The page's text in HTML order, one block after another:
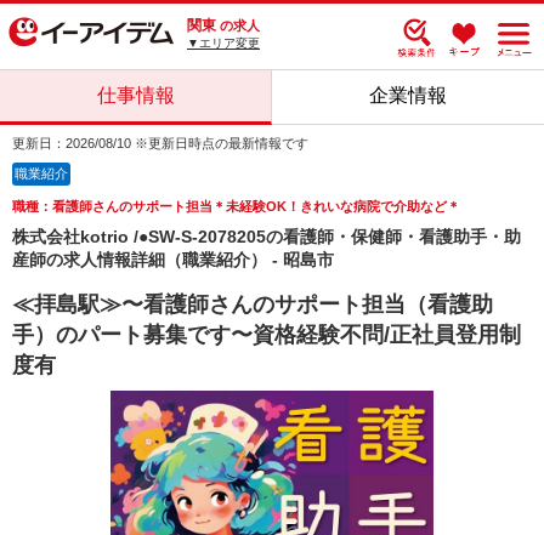
関東 の求人
▼エリア変更
仕事情報 企業情報
更新日：2026/08/10 ※更新日時点の最新情報です
職業紹介
職種：看護師さんのサポート担当＊未経験OK！きれいな病院で介助など＊
株式会社kotrio /●SW-S-2078205の看護師・保健師・看護助手・助
産師の求人情報詳細（職業紹介） - 昭島市
≪拝島駅≫〜看護師さんのサポート担当（看護助
手）のパート募集です〜資格経験不問/正社員登用制
度有